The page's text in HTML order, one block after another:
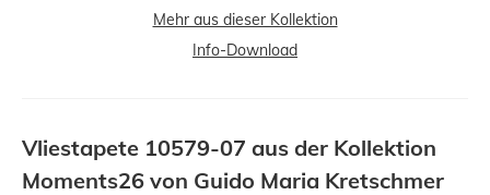
Mehr aus dieser Kollektion
Info-Download
Vliestapete 10579-07 aus der Kollektion
Moments26 von Guido Maria Kretschmer